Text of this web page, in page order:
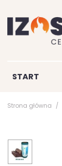
START
Strona główna